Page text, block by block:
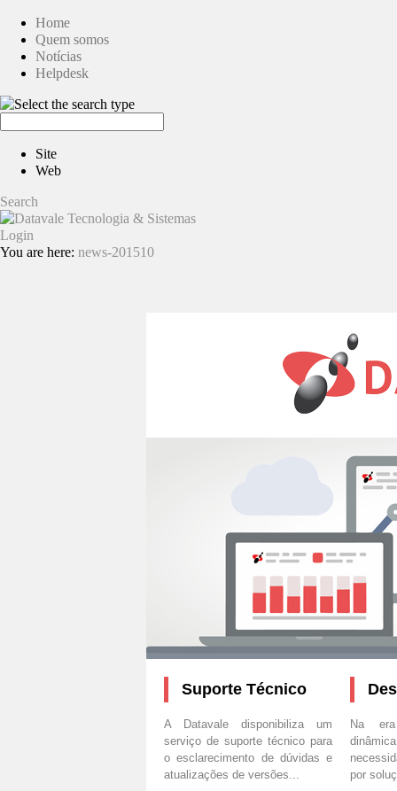
Home
Quem somos
Notícias
Helpdesk
Site
Web
Search
Login
You are here: news-201510
Suporte Técnico
A Datavale disponibiliza um
serviço de suporte técnico para
o esclarecimento de dúvidas e
atualizações de versões...
Na
por